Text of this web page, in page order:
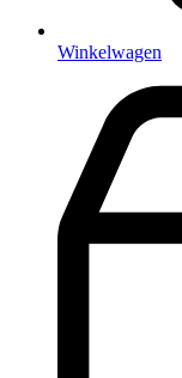
Winkelwagen